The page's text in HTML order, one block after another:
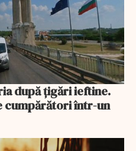
după țigări ieftine.
cumpărători într-un